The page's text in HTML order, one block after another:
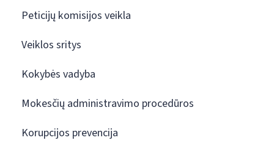
Peticijų komisijos veikla
Veiklos sritys
Kokybės vadyba
Mokesčių administravimo procedūros
Korupcijos prevencija